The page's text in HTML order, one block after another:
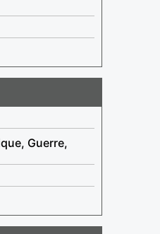
Guerre,